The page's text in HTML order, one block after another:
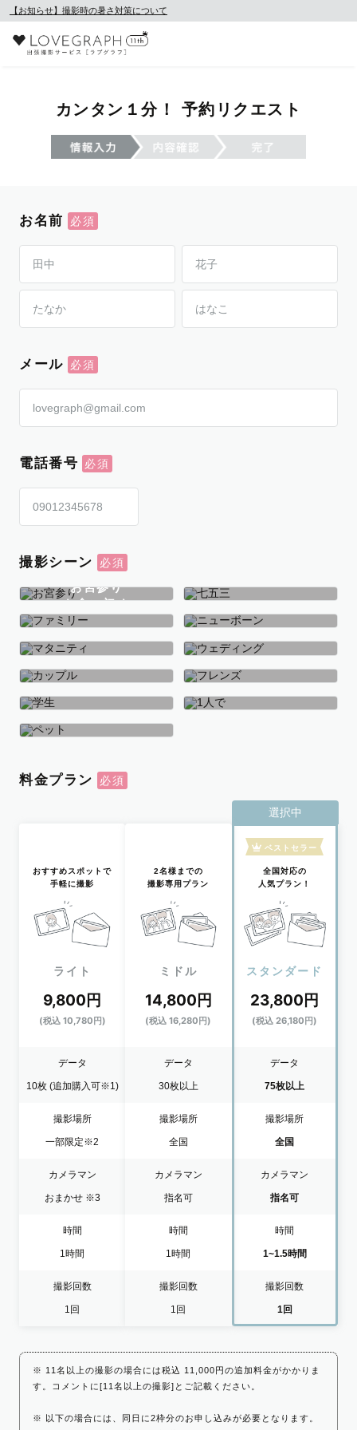
【お知らせ】撮影時の暑さ対策について
カンタン１分！ 予約リクエスト
お名前
メール
電話番号
撮影シーン
お宮参り
お食い初め
七五三
ファミリー ニューボーン
マタニティ ウェディング
カップル フレンズ
学生
料金プラン
おすすめスポットで
手軽に撮影
ライト
9,800円
(税込 10,780円)
データ
10枚 (追加購入可※1)
撮影場所
一部限定※2
カメラマン
おまかせ ※3
時間
1時間
撮影回数
1回
2名様までの
撮影専用プラン
ミドル
14,800円
(税込 16,280円)
データ
30枚以上
撮影場所
全国
カメラマン
指名可
時間
1時間
撮影回数
1回
選択中
ベストセラー
全国対応の
人気プラン！
スタンダード
23,800円
(税込 26,180円)
データ
75枚以上
撮影場所
全国
カメラマン
指名可
時間
1~1.5時間
撮影回数
1回
※ 11名以上の撮影の場合には税込 11,000円の追加料金がかかりま
す。コメントに[11名以上の撮影]とご記載ください。
※ 以下の場合には、同日に2枠分のお申し込みが必要となります。